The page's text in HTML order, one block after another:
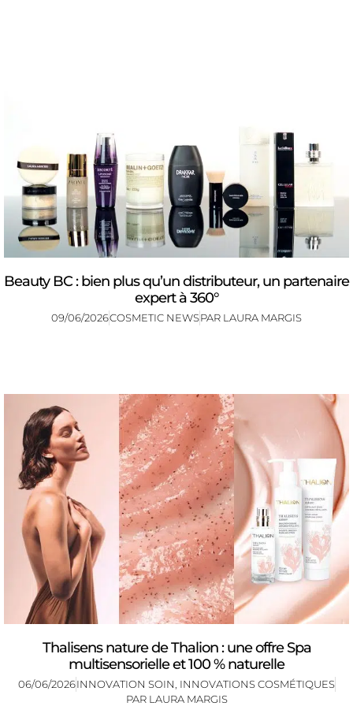
Beauty BC : bien plus qu’un distributeur, un partenaire
expert à 360°
09/06/2026COSMETIC NEWSPAR LAURA MARGIS
Thalisens nature de Thalion : une offre Spa
multisensorielle et 100 % naturelle
06/06/2026INNOVATION SOIN INNOVATIONS COSMÉTIQUES
PAR LAURA MARGIS